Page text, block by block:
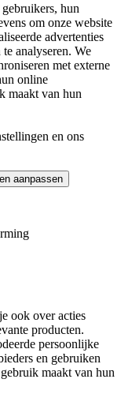
hun
om onze website
advertenties
analyseren. We
met externe
online
maakt van hun
en ons
aanpassen
ook over acties
producten.
persoonlijke
en gebruiken
maakt van hun